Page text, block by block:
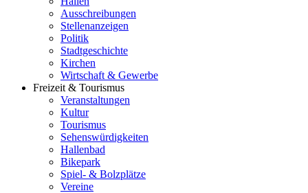
Ausschreibungen
Stellenanzeigen
Politik
Stadtgeschichte
Kirchen
Wirtschaft & Gewerbe
Freizeit & Tourismus
Veranstaltungen
Kultur
Tourismus
Sehenswürdigkeiten
Hallenbad
Bikepark
Spiel- & Bolzplätze
Vereine